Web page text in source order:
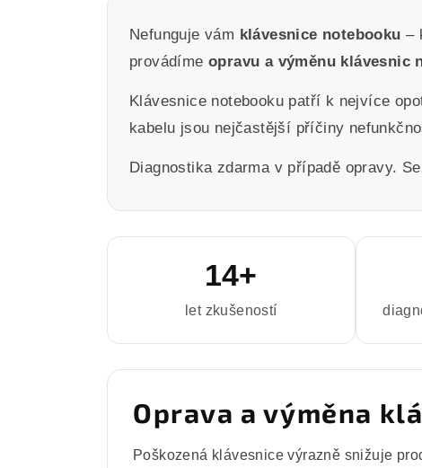
Nefunguje vám klávesnice notebooku –
provádímeopravu a výměnu klávesnic
Klávesnice notebooku patří k nejvíce
kabelu jsou nejčastější příčiny
Diagnostika zdarma v případě opravy.
14+
let zkušeností
Oprava a výměna
Poškozená klávesnice výrazně snižuje